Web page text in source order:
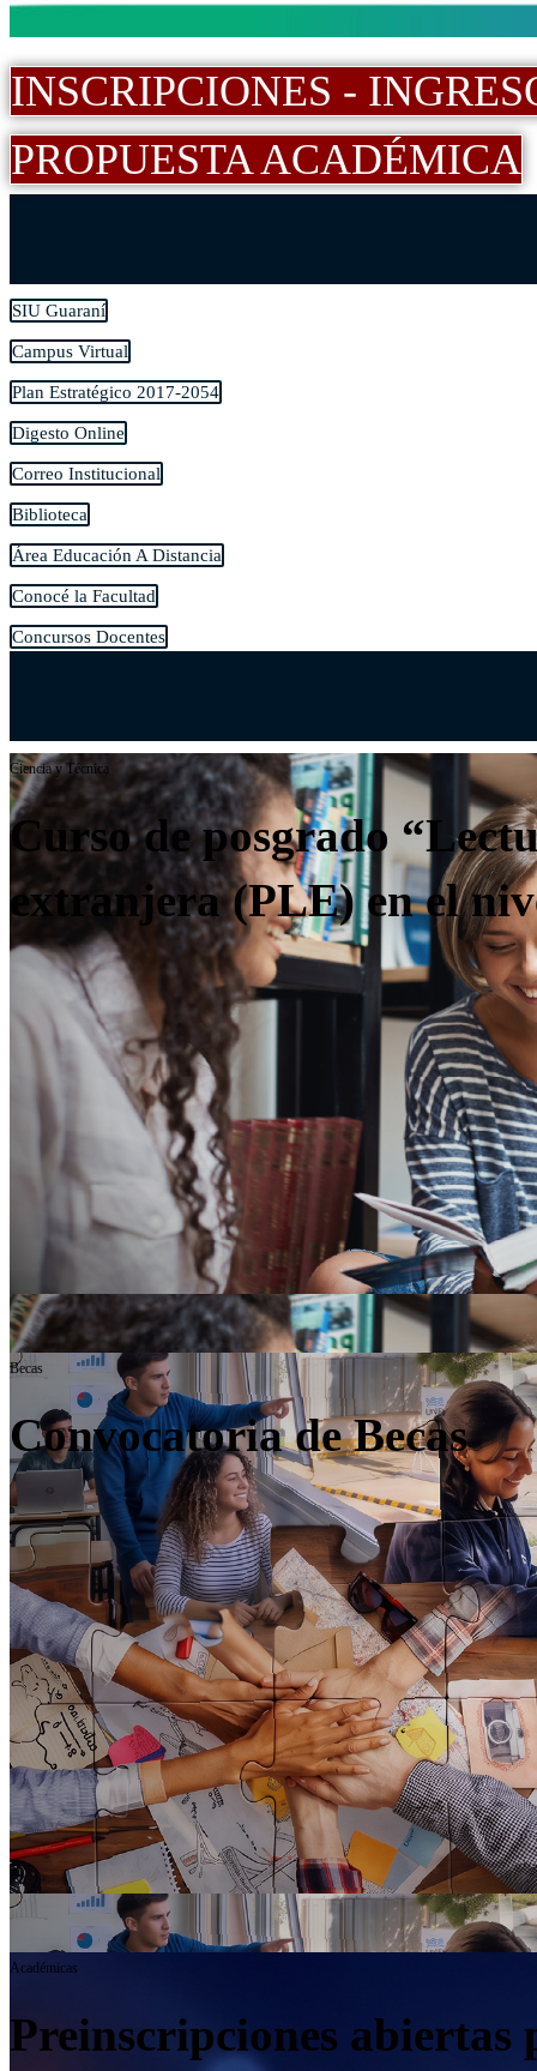
INSCRIPCIONES -
PROPUESTA ACADÉMICA
SIU Guaraní
Campus Virtual
Plan Estratégico 2017-2054
Digesto Online
Correo Institucional
Biblioteca
Área Educación A Distancia
Conocé la Facultad
Concursos Docentes
Ciencia y Técnica
Curso de posgrado
extranjera (PLE) en el
Becas
Convocatoria de Becas
Académicas
Preinscripciones abiertas